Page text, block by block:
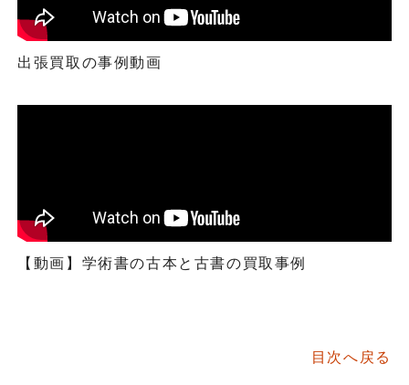
出張買取の事例動画
【動画】学術書の古本と古書の買取事例
目次へ戻る